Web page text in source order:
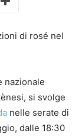
di rosé nel
nazionale
si svolge
nelle serate di
dalle 18:30